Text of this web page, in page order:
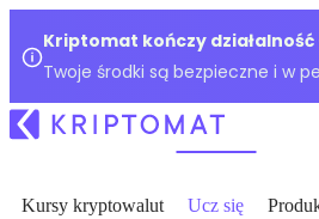
Kriptomat kończy
Twoje środki są bezpieczne i w
Kursy kryptowalut Ucz się